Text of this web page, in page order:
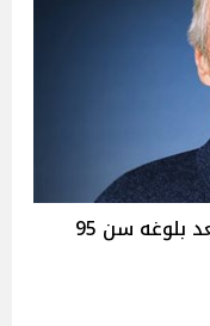
كلينت إيستوود يتخذ قرار صادم بعد بلوغه سن 95